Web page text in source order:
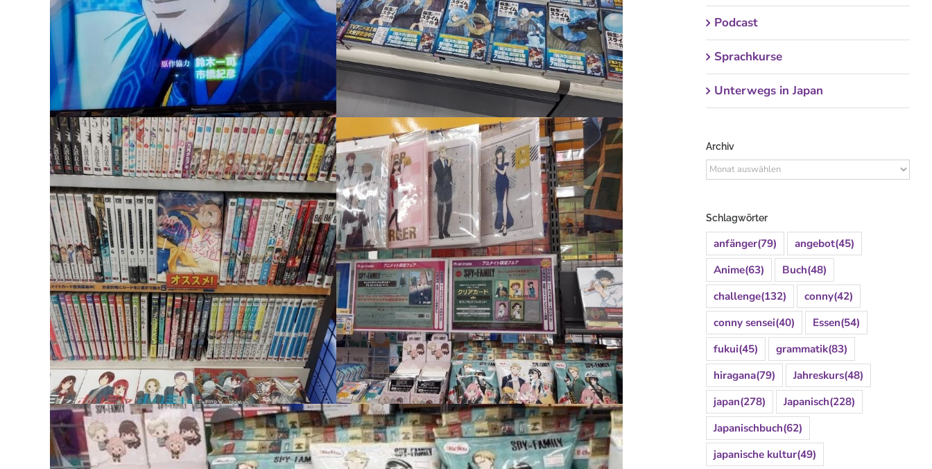
Podcast
Sprachkurse
Unterwegs in Japan
Archiv
Archiv
Schlagwörter
anfänger(79) angebot(45)
Anime(63) Buch(48)
challenge(132) conny(42)
conny sensei(40) Essen(54)
fukui(45) grammatik(83)
hiragana(79) Jahreskurs(48)
japan(278) Japanisch(228)
Japanischbuch(62)
japanische kultur(49)